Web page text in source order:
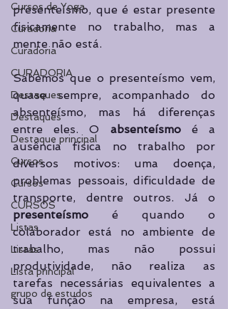
Cursos de Yoga
Curadoria
Curadoria
CURADORIA
Destaques
Destaques
Destaque principal
Cursos
Cursos
CURSOS
Listas
Listas
Lista principal
grupo de estudos
presenteísmo, que é estar presente
fisicamente no trabalho, mas a
mente não está.
Sabemos que o presenteísmo vem,
quase sempre, acompanhado do
absenteísmo, mas há diferenças
entre eles. O absenteísmo é a
ausência física no trabalho por
diversos motivos: uma doença,
problemas pessoais, dificuldade de
presenteísmo é quando o
colaborador está no ambiente de
trabalho, mas não possui
produtividade, não realiza as
tarefas necessárias equivalentes a
sua função na empresa, está